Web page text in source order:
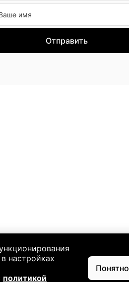
имя
Отправить
настройках
политикой
Понятно